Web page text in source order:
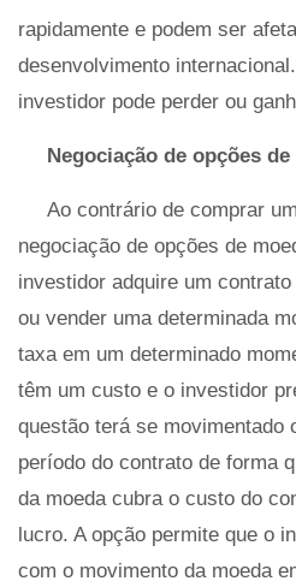
rapidamente e podem ser
desenvolvimento
investidor pode perder ou
Negociação de opções de
Ao contrário de comprar
negociação de opções de
investidor adquire um
ou vender uma determinada
taxa em um determinado
têm um custo e o investidor
questão terá se movimentado
período do contrato de forma
da moeda cubra o custo do
lucro. A opção permite que o
com o movimento da moeda